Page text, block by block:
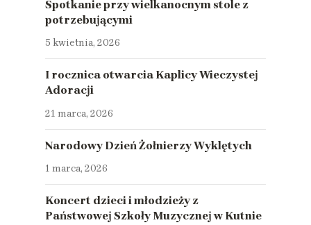
Spotkanie przy wielkanocnym stole z
potrzebującymi
5 kwietnia, 2026
I rocznica otwarcia Kaplicy Wieczystej
Adoracji
21 marca, 2026
Narodowy Dzień Żołnierzy Wyklętych
1 marca, 2026
Koncert dzieci i młodzieży z
Państwowej Szkoły Muzycznej w Kutnie